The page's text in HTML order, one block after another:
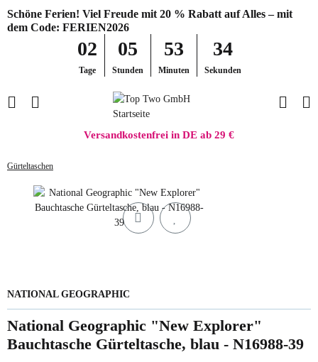
Schöne Ferien! Viel Freude mit 20 % Rabatt auf Alles – mit
dem Code: FERIEN2026
02
Tage
05
Stunden
53
Minuten
34
Sekunden
Versandkostenfrei in DE ab 29 €
Gürteltaschen
NATIONAL GEOGRAPHIC
National Geographic "New Explorer"
Bauchtasche Gürteltasche, blau - N16988-39